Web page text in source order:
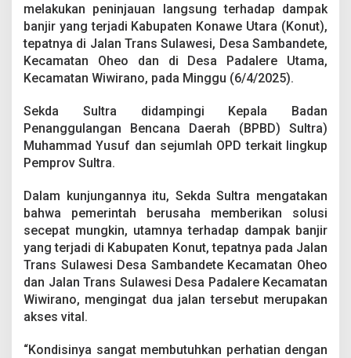
n
a
w
e
U
t
melakukan peninjauan langsung terhadap dampak
banjir yang terjadi Kabupaten Konawe Utara (Konut),
tepatnya di Jalan Trans Sulawesi, Desa Sambandete,
Kecamatan Oheo dan di Desa Padalere Utama,
Kecamatan Wiwirano, pada Minggu (6/4/2025).
Sekda Sultra didampingi Kepala Badan
Penanggulangan Bencana Daerah (BPBD) Sultra)
Muhammad Yusuf dan sejumlah OPD terkait lingkup
Pemprov Sultra.
Dalam kunjungannya itu, Sekda Sultra mengatakan
bahwa pemerintah berusaha memberikan solusi
secepat mungkin, utamnya terhadap dampak banjir
yang terjadi di Kabupaten Konut, tepatnya pada Jalan
Trans Sulawesi Desa Sambandete Kecamatan Oheo
dan Jalan Trans Sulawesi Desa Padalere Kecamatan
Wiwirano, mengingat dua jalan tersebut merupakan
akses vital.
“Kondisinya sangat membutuhkan perhatian dengan